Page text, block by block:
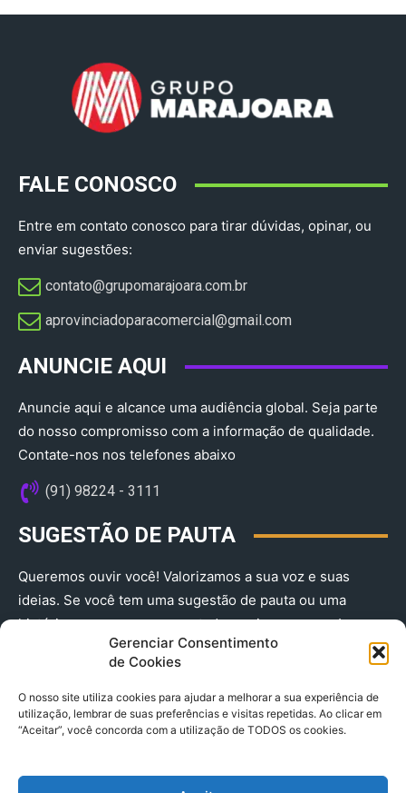
Gerenciar Consentimento
de Cookies
O nosso site utiliza cookies para ajudar a melhorar a sua experiência de
utilização, lembrar de suas preferências e visitas repetidas. Ao clicar em
“Aceitar”, você concorda com a utilização de TODOS os cookies.
FALE CONOSCO
Entre em contato conosco para tirar dúvidas, opinar, ou
enviar sugestões:
contato@grupomarajoara.com.br
aprovinciadoparacomercial@gmail.com​
ANUNCIE AQUI
Anuncie aqui e alcance uma audiência global. Seja parte
do nosso compromisso com a informação de qualidade.
Contate-nos nos telefones abaixo
(91) 98224 - 3111
SUGESTÃO DE PAUTA
Queremos ouvir você! Valorizamos a sua voz e suas
ideias. Se você tem uma sugestão de pauta ou uma
história que merece ser contada, envie-nos agora!
(91) 98224 - 3111